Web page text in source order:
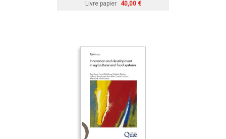
Livre papier 40,00 €